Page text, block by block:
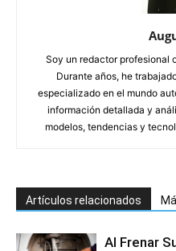
Soy un redactor profesional
Durante años, he
especializado en el mundo
información detallada y
modelos, tendencias y
Artículos relacionados
Al Frenar